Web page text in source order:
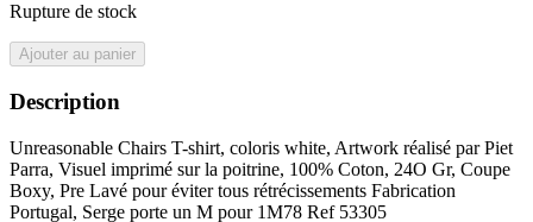
Rupture de stock
Ajouter au panier
Description
Unreasonable Chairs T-shirt, coloris white, Artwork réalisé par Piet
Parra, Visuel imprimé sur la poitrine, 100% Coton, 24O Gr, Coupe
Boxy, Pre Lavé pour éviter tous rétrécissements Fabrication
Portugal, Serge porte un M pour 1M78 Ref 53305